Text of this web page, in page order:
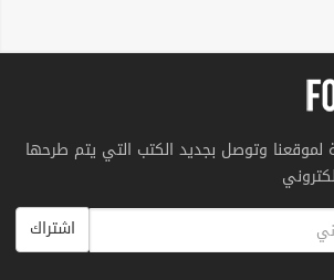
لموقعنا وتوصل بجديد الكتب التي يتم طرحها
اشتراك